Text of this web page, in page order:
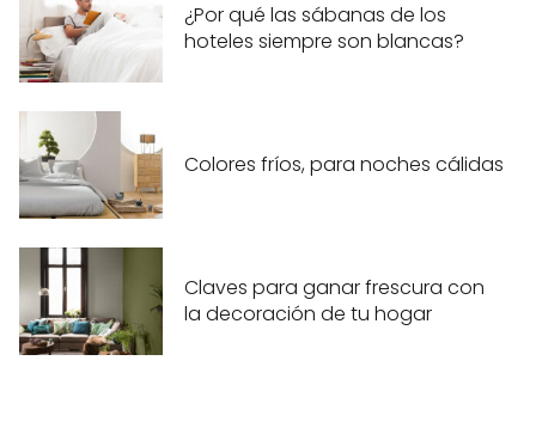
¿Por qué las sábanas de los
hoteles siempre son blancas?
Colores fríos, para noches cálidas
Claves para ganar frescura con
la decoración de tu hogar